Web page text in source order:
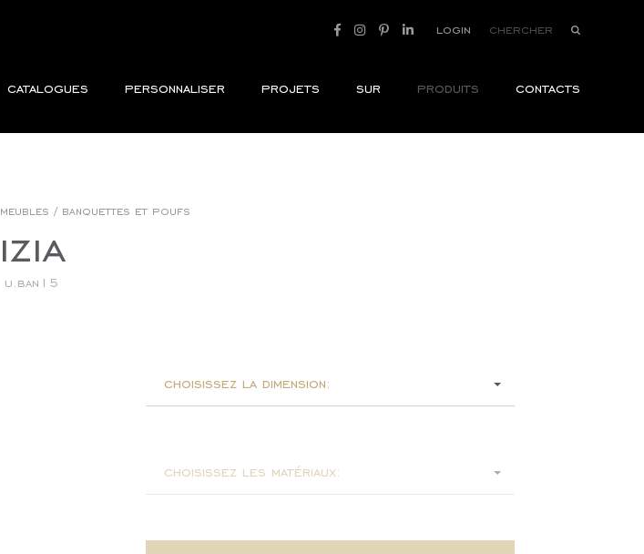
login
catalogues personnaliser projets sur produits contacts
meubles / banquettes et poufs
izia
u.ban15
choisissez la dimension:
choisissez les matériaux: